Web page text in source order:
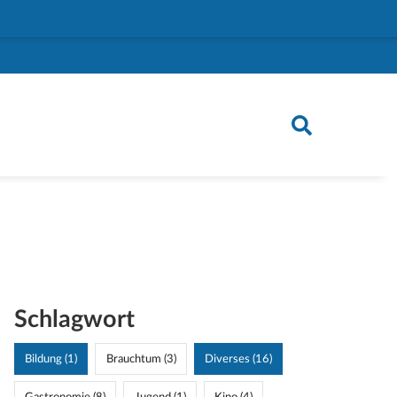
Schlagwort
Bildung (1) Brauchtum (3) Diverses (16)